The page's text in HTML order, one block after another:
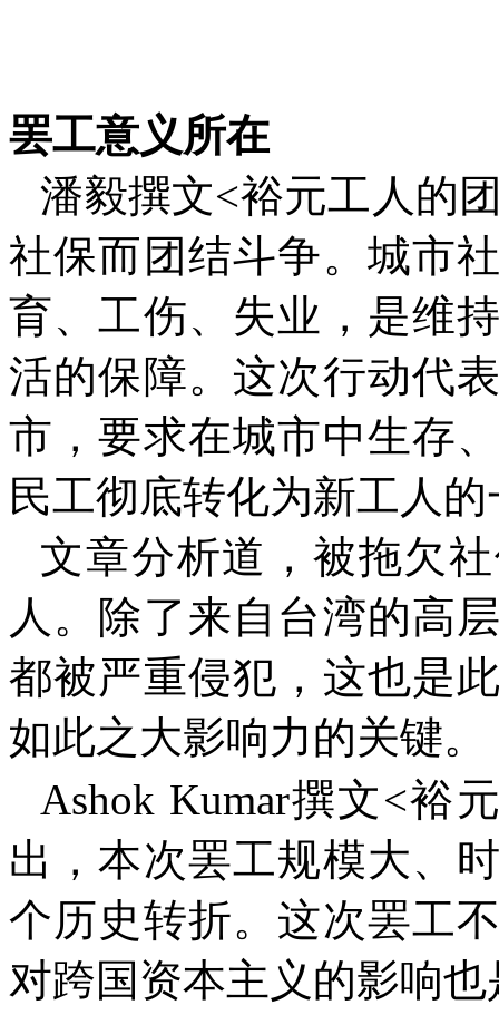
罢工意义所在
潘毅撰文<裕元工人的
社保而团结斗争。城市
育、工伤、失业，是维
活的保障。这次行动代
市，要求在城市中生存
民工彻底转化为新工人
文章分析道，被拖欠
人。除了来自台湾的高
都被严重侵犯，这也是
如此之大影响力的关键。
Ashok Kumar撰文<裕
出，本次罢工规模大、
个历史转折。这次罢工
对跨国资本主义的影响